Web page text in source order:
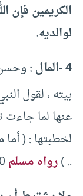
الكريمين فإن
لوالديه.
4 -المال :
بيته ، لقول
عنها لما جاءت
لخطبتها : (
.. )رواه مسلم